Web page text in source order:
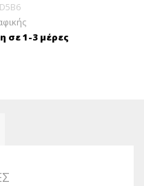
1-3 μέρες